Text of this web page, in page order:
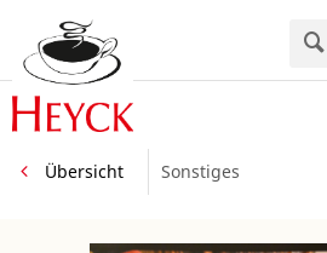
Übersicht Sonstiges